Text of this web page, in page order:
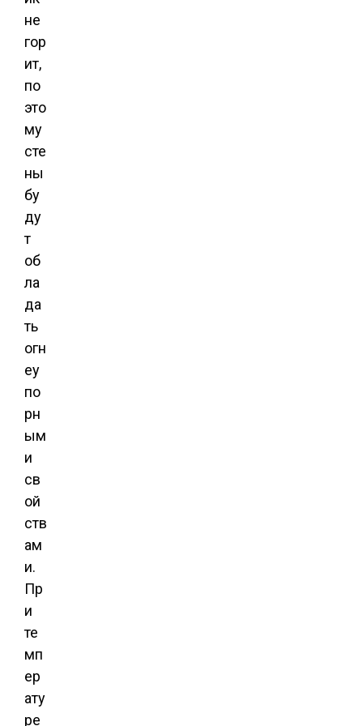
не
гор
ит,
по
это
му
сте
ны
бу
ду
т
об
ла
да
ть
огн
еу
по
рн
ым
и
св
ой
ств
ам
и.
Пр
и
те
мп
ер
ату
ре